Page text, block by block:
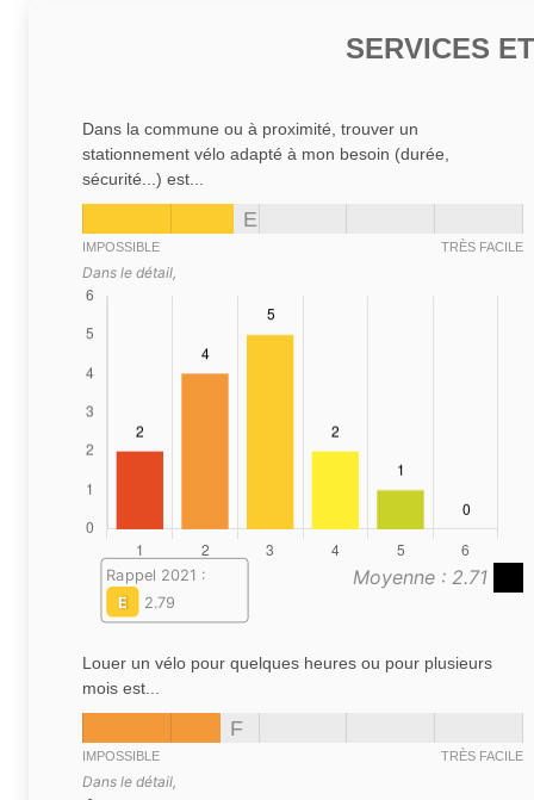
SERVICES
Dans la commune ou à proximité, trouver un
stationnement vélo adapté à mon besoin (durée,
sécurité...) est...
E
IMPOSSIBLE TRÈS FACILE
Dans le détail,
Moyenne : 2.71
Rappel 2021 :
E
2.79
Louer un vélo pour quelques heures ou pour plusieurs
mois est...
F
IMPOSSIBLE TRÈS FACILE
Dans le détail,